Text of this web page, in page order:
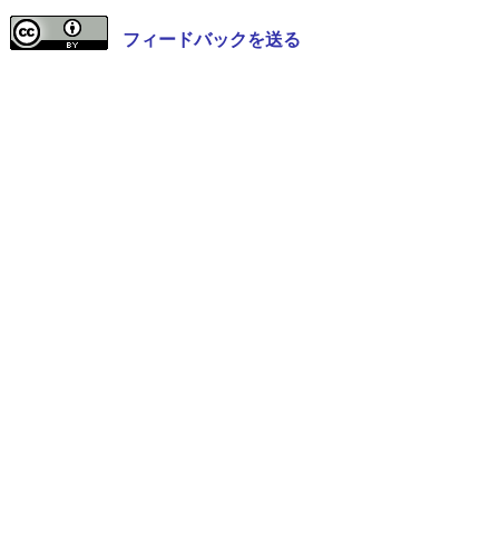
フィードバックを送る